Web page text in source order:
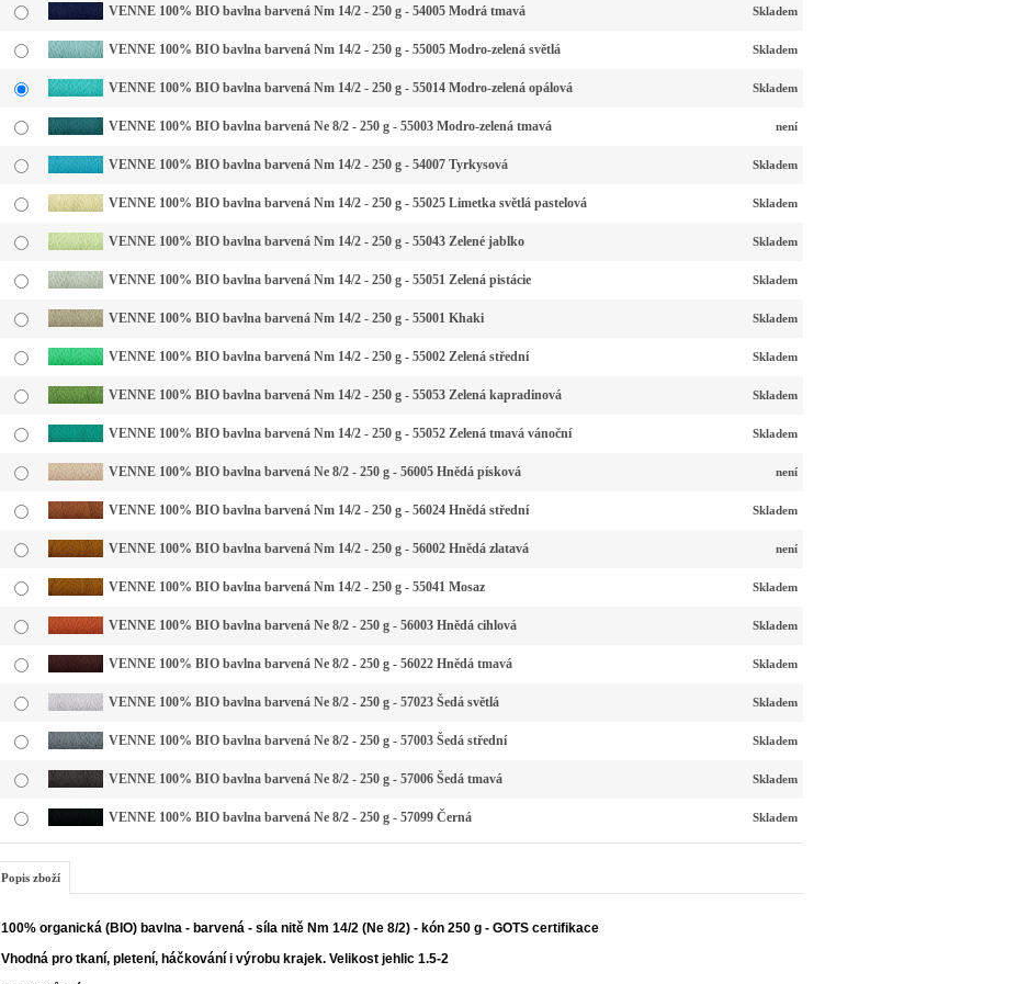
VENNE 100% BIO bavlna barvená Nm 14/2 - 250 g - 54005 Modrá tmavá Skladem
VENNE 100% BIO bavlna barvená Nm 14/2 - 250 g - 55005 Modro-zelená světlá Skladem
VENNE 100% BIO bavlna barvená Nm 14/2 - 250 g - 55014 Modro-zelená opálová Skladem
VENNE 100% BIO bavlna barvená Ne 8/2 - 250 g - 55003 Modro-zelená tmavá není
VENNE 100% BIO bavlna barvená Nm 14/2 - 250 g - 54007 Tyrkysová Skladem
VENNE 100% BIO bavlna barvená Nm 14/2 - 250 g - 55025 Limetka světlá pastelová Skladem
VENNE 100% BIO bavlna barvená Nm 14/2 - 250 g - 55043 Zelené jablko Skladem
VENNE 100% BIO bavlna barvená Nm 14/2 - 250 g - 55051 Zelená pistácie Skladem
VENNE 100% BIO bavlna barvená Nm 14/2 - 250 g - 55001 Khaki Skladem
VENNE 100% BIO bavlna barvená Nm 14/2 - 250 g - 55002 Zelená střední Skladem
VENNE 100% BIO bavlna barvená Nm 14/2 - 250 g - 55053 Zelená kapradinová Skladem
VENNE 100% BIO bavlna barvená Nm 14/2 - 250 g - 55052 Zelená tmavá vánoční Skladem
VENNE 100% BIO bavlna barvená Ne 8/2 - 250 g - 56005 Hnědá písková není
VENNE 100% BIO bavlna barvená Nm 14/2 - 250 g - 56024 Hnědá střední Skladem
VENNE 100% BIO bavlna barvená Nm 14/2 - 250 g - 56002 Hnědá zlatavá není
VENNE 100% BIO bavlna barvená Nm 14/2 - 250 g - 55041 Mosaz Skladem
VENNE 100% BIO bavlna barvená Ne 8/2 - 250 g - 56003 Hnědá cihlová Skladem
VENNE 100% BIO bavlna barvená Ne 8/2 - 250 g - 56022 Hnědá tmavá Skladem
VENNE 100% BIO bavlna barvená Ne 8/2 - 250 g - 57023 Šedá světlá Skladem
VENNE 100% BIO bavlna barvená Ne 8/2 - 250 g - 57003 Šedá střední Skladem
VENNE 100% BIO bavlna barvená Ne 8/2 - 250 g - 57006 Šedá tmavá Skladem
VENNE 100% BIO bavlna barvená Ne 8/2 - 250 g - 57099 Černá Skladem
Popis zboží
100% organická (BIO) bavlna - barvená - síla nitě Nm 14/2 (Ne 8/2) - kón 250 g - GOTS certifikace
Vhodná pro tkaní, pletení, háčkování i výrobu krajek. Velikost jehlic 1.5-2